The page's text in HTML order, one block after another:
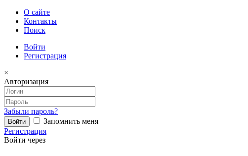
О сайте
Контакты
Поиск
Войти
Регистрация
×
Авторизация
Забыли пароль?
Запомнить меня
Регистрация
Войти через